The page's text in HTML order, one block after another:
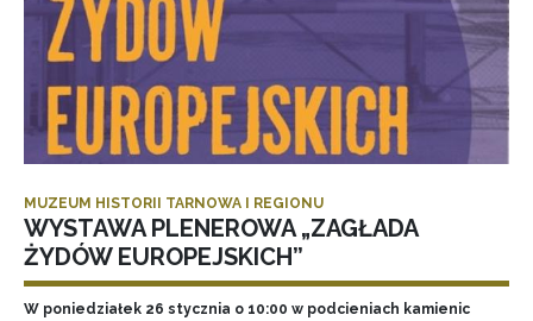
MUZEUM HISTORII TARNOWA I REGIONU
WYSTAWA PLENEROWA „ZAGŁADA
ŻYDÓW EUROPEJSKICH”
W poniedziałek 26 stycznia o 10:00 w podcieniach kamienic